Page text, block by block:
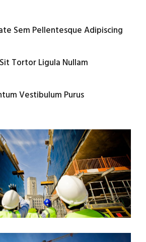
Sem Pellentesque Adipiscing
Tortor Ligula Nullam
Vestibulum Purus